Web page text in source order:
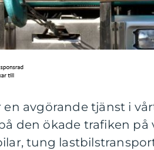
en avgörande tjänst i
den ökade trafiken
tung